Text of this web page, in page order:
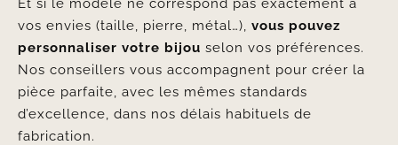
Et si le modèle ne correspond pas exactement à
vos envies (taille, pierre, métal…), vous pouvez
personnaliser votre bijou selon vos préférences.
Nos conseillers vous accompagnent pour créer la
pièce parfaite, avec les mêmes standards
d’excellence, dans nos délais habituels de
fabrication.